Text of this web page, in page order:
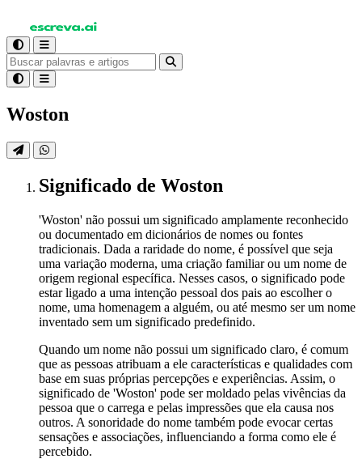
Woston
Significado de Woston
'Woston' não possui um significado amplamente reconhecido
ou documentado em dicionários de nomes ou fontes
tradicionais. Dada a raridade do nome, é possível que seja
uma variação moderna, uma criação familiar ou um nome de
origem regional específica. Nesses casos, o significado pode
estar ligado a uma intenção pessoal dos pais ao escolher o
nome, uma homenagem a alguém, ou até mesmo ser um nome
inventado sem um significado predefinido.
Quando um nome não possui um significado claro, é comum
que as pessoas atribuam a ele características e qualidades com
base em suas próprias percepções e experiências. Assim, o
significado de 'Woston' pode ser moldado pelas vivências da
pessoa que o carrega e pelas impressões que ela causa nos
outros. A sonoridade do nome também pode evocar certas
sensações e associações, influenciando a forma como ele é
percebido.